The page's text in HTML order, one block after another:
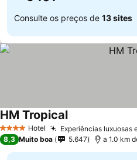
Consulte os preços de 13 sites
4 EstrelasHotel Experiências luxuosas
HM Tropical
8,3 Muito boa 5.647 a 1.0 km